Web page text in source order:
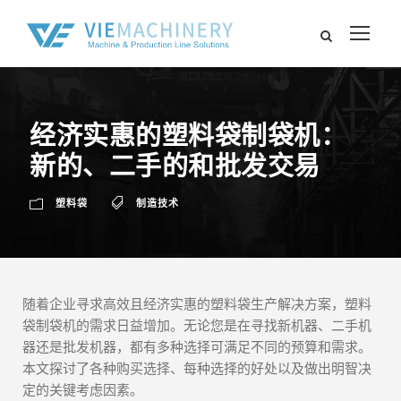
经济实惠的塑料袋制袋机：
新的、二手的和批发交易
塑料袋 制造技术
随着企业寻求高效且经济实惠的塑料袋生产解决方案，塑料
袋制袋机的需求日益增加。无论您是在寻找新机器、二手机
器还是批发机器，都有多种选择可满足不同的预算和需求。
本文探讨了各种购买选择、每种选择的好处以及做出明智决
定的关键考虑因素。